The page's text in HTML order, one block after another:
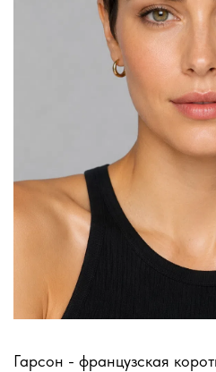
Гарсон - французская